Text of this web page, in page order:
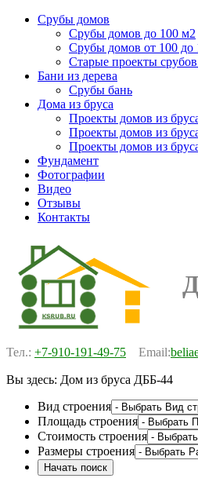
Срубы домов
Срубы домов до 100 м2
Срубы домов от 100 до
Старые проекты
Бани из дерева
Срубы бань
Дома из бруса
Проекты домов из
Проекты домов из
Проекты домов из
Фундамент
Фотографии
Видео
Отзывы
Контакты
Тел.: +7-910-191-49-75 Email:
Вы здесь: Дом из бруса ДББ-44
Вид строения
Площадь строения
Стоимость строения
Размеры строения